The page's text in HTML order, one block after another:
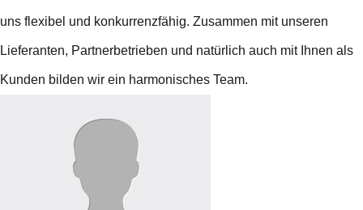
uns flexibel und konkurrenzfähig. Zusammen mit unseren
Lieferanten, Partnerbetrieben und natürlich auch mit Ihnen als
Kunden bilden wir ein harmonisches Team.